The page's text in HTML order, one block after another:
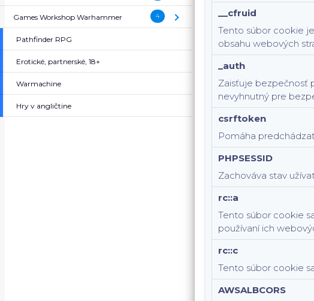
4 ( Games Workshop Warhammer )
Games Workshop Warhammer
Pathfinder RPG
Erotické, partnerské, 18+
Warmachine
Hry v angličtine
__cfruid
Tento súbor cookie
obsahu webových
_auth
Zaisťuje bezpečnosť
nevyhnutný pre
csrftoken
Pomáha
PHPSESSID
Zachováva stav
rc::a
Tento súbor cookie
používaní ich
rc::c
Tento súbor cookie
AWSALBCORS